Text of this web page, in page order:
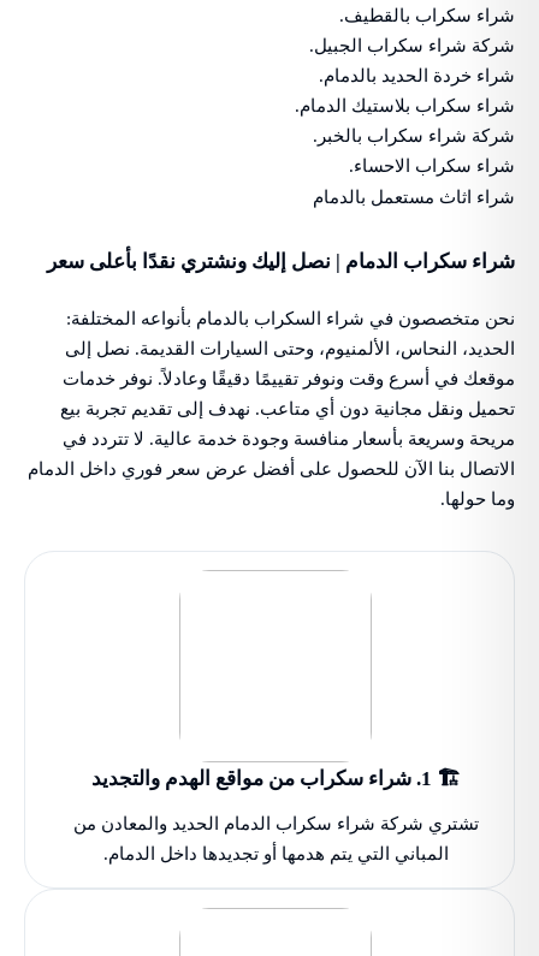
شراء سكراب بالقطيف.
شركة شراء سكراب الجبيل.
شراء خردة الحديد بالدمام.
شراء سكراب بلاستيك الدمام.
شركة شراء سكراب بالخبر.
شراء سكراب الاحساء.
شراء اثاث مستعمل بالدمام
شراء سكراب الدمام | نصل إليك ونشتري نقدًا بأعلى سعر
نحن متخصصون في شراء السكراب بالدمام بأنواعه المختلفة:
الحديد، النحاس، الألمنيوم، وحتى السيارات القديمة. نصل إلى
موقعك في أسرع وقت ونوفر تقييمًا دقيقًا وعادلاً. نوفر خدمات
تحميل ونقل مجانية دون أي متاعب. نهدف إلى تقديم تجربة بيع
مريحة وسريعة بأسعار منافسة وجودة خدمة عالية. لا تتردد في
الاتصال بنا الآن للحصول على أفضل عرض سعر فوري داخل الدمام
وما حولها.
🏗️ 1. شراء سكراب من مواقع الهدم والتجديد
تشتري شركة شراء سكراب الدمام الحديد والمعادن من
المباني التي يتم هدمها أو تجديدها داخل الدمام.